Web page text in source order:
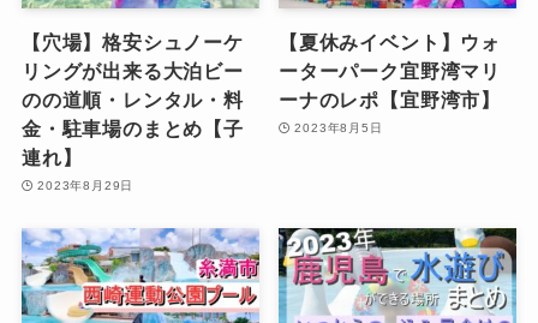
【穴場】格安シュノーケ
リングが出来る大泊ビー
のの道順・レンタル・料
金・駐車場のまとめ【子
連れ】
2023年8月29日
【夏休みイベント】ウォ
ーターパーク宜野湾マリ
ーナのレポ【宜野湾市】
2023年8月5日